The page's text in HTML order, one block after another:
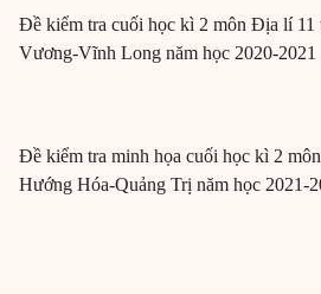
Đề kiểm tra cuối học kì 2 môn Địa lí
Vương-Vĩnh Long năm học 2020-2021
Đề kiểm tra minh họa cuối học kì 2
Hướng Hóa-Quảng Trị năm học 2021-